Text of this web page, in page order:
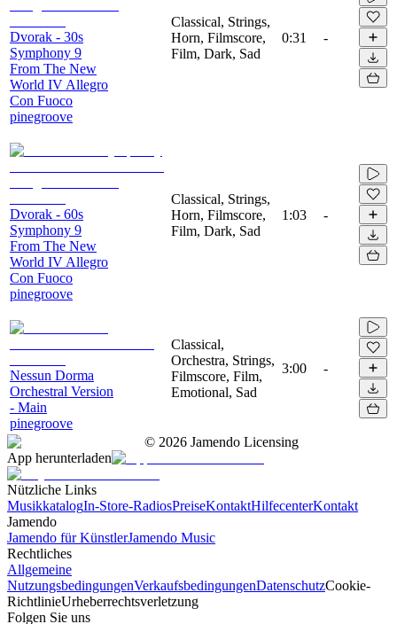
Dvorak - 30s
Symphony 9
From The New
World IV Allegro
Con Fuoco
pinegroove
Classical, Strings,
Horn, Filmscore,
Film, Dark, Sad
0:31 -
Dvorak - 60s
Symphony 9
From The New
World IV Allegro
Con Fuoco
pinegroove
Classical, Strings,
Horn, Filmscore,
Film, Dark, Sad
1:03 -
Nessun Dorma
Orchestral Version
- Main
pinegroove
Classical,
Orchestra, Strings,
Filmscore, Film,
Emotional, Sad
3:00 -
© 2026 Jamendo Licensing
App herunterladen
Nützliche Links
MusikkatalogIn-Store-RadiosPreiseKontaktHilfecenterKontakt
Jamendo
Jamendo für KünstlerJamendo Music
Rechtliches
Allgemeine
NutzungsbedingungenVerkaufsbedingungenDatenschutzCookie-
RichtlinieUrheberrechtsverletzung
Folgen Sie uns